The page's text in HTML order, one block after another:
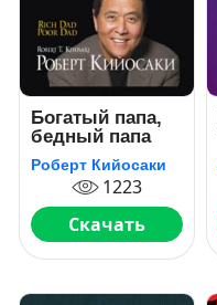
Богатый папа,
бедный папа
Роберт Кийосаки
1223
Скачать